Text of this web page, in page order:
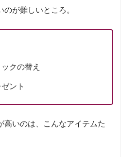
が難しいところ。
クの替え
ント
高いのは、こんなアイテムた